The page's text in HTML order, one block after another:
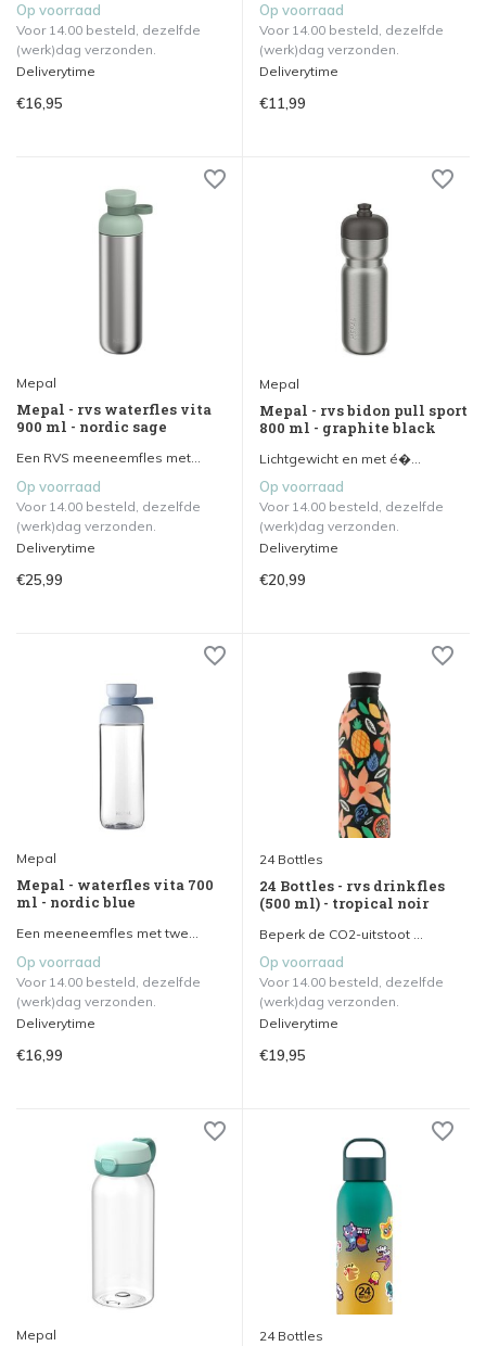
Op voorraad
Voor 14.00 besteld, dezelfde
(werk)dag verzonden.
Deliverytime
€16,95
Op voorraad
Voor 14.00 besteld, dezelfde
(werk)dag verzonden.
Deliverytime
€11,99
Mepal
Mepal - rvs waterfles vita
900 ml - nordic sage
Een RVS meeneemfles met...
Op voorraad
Voor 14.00 besteld, dezelfde
(werk)dag verzonden.
Deliverytime
€25,99
Mepal
Mepal - rvs bidon pull sport
800 ml - graphite black
Lichtgewicht en met é�...
Op voorraad
Voor 14.00 besteld, dezelfde
(werk)dag verzonden.
Deliverytime
€20,99
Mepal
Mepal - waterfles vita 700
ml - nordic blue
Een meeneemfles met twe...
Op voorraad
Voor 14.00 besteld, dezelfde
(werk)dag verzonden.
Deliverytime
€16,99
24 Bottles
24 Bottles - rvs drinkfles
(500 ml) - tropical noir
Beperk de CO2-uitstoot ...
Op voorraad
Voor 14.00 besteld, dezelfde
(werk)dag verzonden.
Deliverytime
€19,95
Mepal 24 Bottles